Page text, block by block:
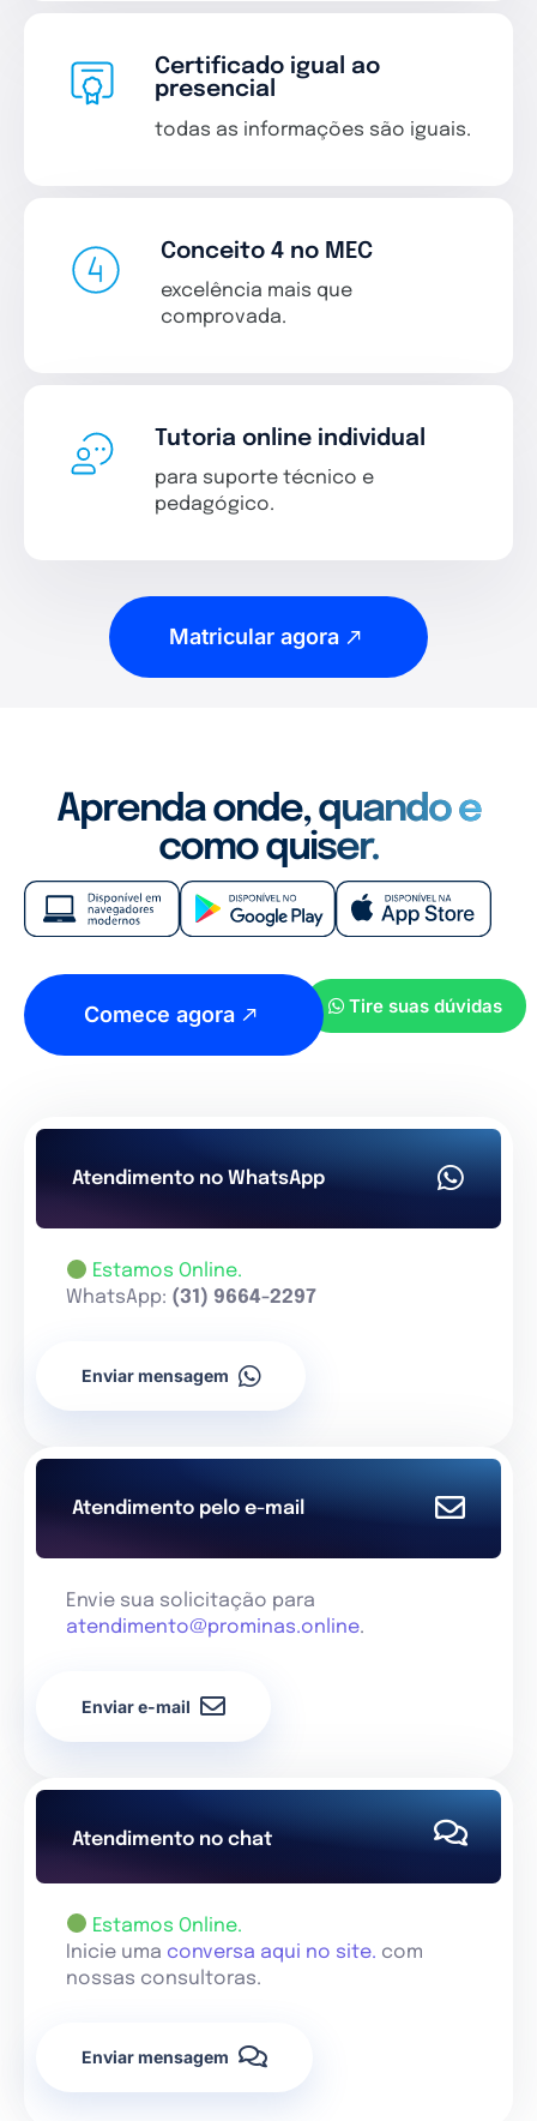
Certificado igual ao
presencial
todas as informações são iguais.
Conceito 4 no MEC
excelência mais que
comprovada.
Tutoria online individual
para suporte técnico e
pedagógico.
Matricular agora
Aprenda onde, quando e
como quiser.
Comece agora Tire suas dúvidas
Atendimento no WhatsApp
Estamos Online.
WhatsApp: (31) 9664-2297
Enviar mensagem
Atendimento pelo e-mail
Envie sua solicitação para
atendimento@prominas.online.
Enviar e-mail
Atendimento no chat
Estamos Online.
Inicie uma conversa aqui no site. com
nossas consultoras.
Enviar mensagem